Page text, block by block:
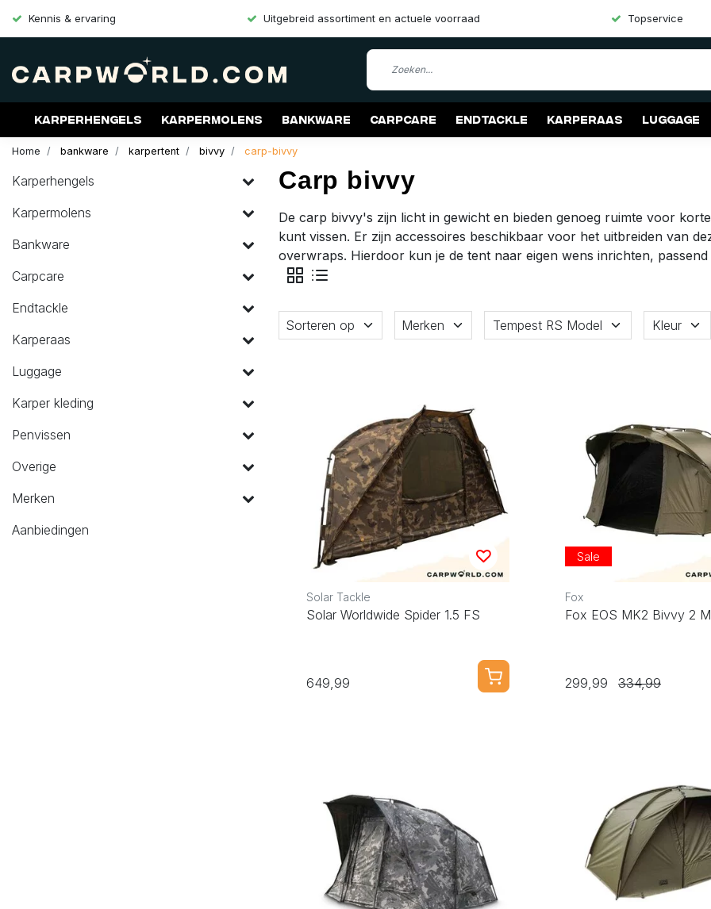
Kennis & ervaring Uitgebreid assortiment en actuele voorraad Topservice
Karperhengels Karpermolens Bankware Carpcare Endtackle Karperaas Luggage
Merken Aanbiedingen Gift Cards
Home bankware karpertent bivvy carp-bivvy
Karperhengels
Karpermolens
Bankware
Carpcare
Endtackle
Karperaas
Luggage
Karper kleding
Penvissen
Overige
Merken
Aanbiedingen
Carp bivvy
De carp bivvy's zijn licht in gewicht en bieden genoeg ruimte voor
kunt vissen. Er zijn accessoires beschikbaar voor het uitbreiden van
overwraps. Hierdoor kun je de tent naar eigen wens inrichten, passend
Sorteren op Merken Tempest RS Model Kleur
Solar Tackle
Solar Worldwide Spider 1.5 FS
649,99
Sale
Fox
Fox EOS MK2 Bivvy 2
299,99 334,99